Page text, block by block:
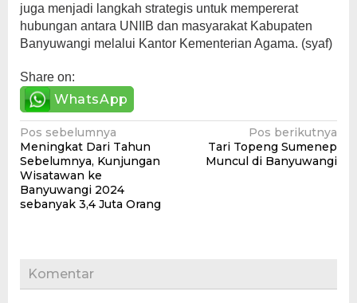
juga menjadi langkah strategis untuk mempererat
hubungan antara UNIIB dan masyarakat Kabupaten
Banyuwangi melalui Kantor Kementerian Agama. (syaf)
Share on:
WhatsApp
Navigasi
pos
Pos sebelumnya
Meningkat Dari Tahun
Sebelumnya, Kunjungan
Wisatawan ke
Banyuwangi 2024
sebanyak 3,4 Juta Orang
Pos berikutnya
Tari Topeng Sumenep
Muncul di Banyuwangi
Komentar